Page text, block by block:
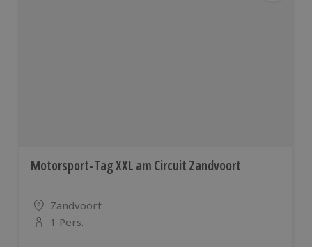
Motorsport-Tag XXL am Circuit Zandvoort
Standort
Zandvoort
Anzahl der Teilnehmer
1 Pers.